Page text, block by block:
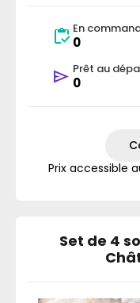
En
0
Prêt au
0
Prix accessible
Set de 4